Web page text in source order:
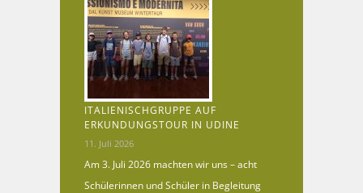
ITALIENISCHGRUPPE AUF
ERKUNDUNGSTOUR IN UDINE
11. Juli 2026
Am 3. Juli 2026 machten wir uns – acht
Schülerinnen und Schüler in Begleitung